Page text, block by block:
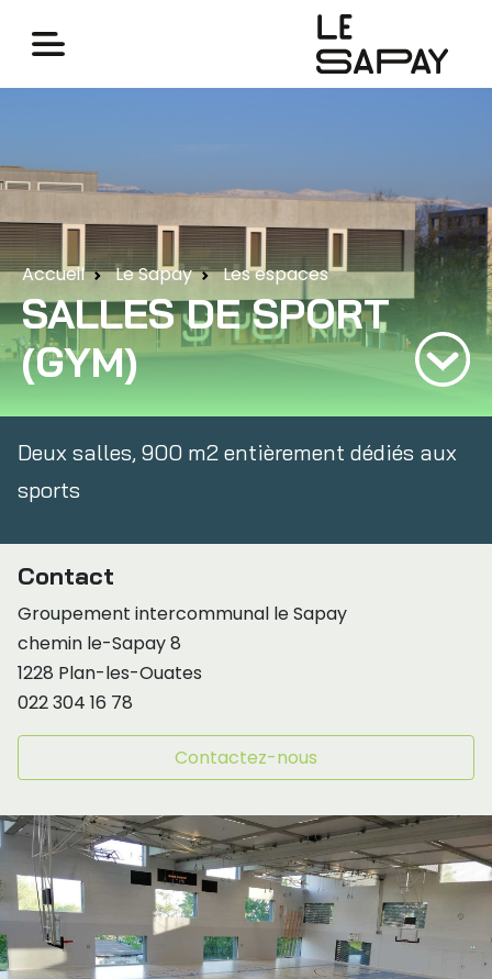
Accueil Le Sapay Les espaces
SALLES DE SPORT
(GYM)
Deux salles, 900 m2 entièrement dédiés aux
sports
Contact
Groupement intercommunal le Sapay
chemin le-Sapay 8
1228 Plan-les-Ouates
022 304 16 78
Contactez-nous